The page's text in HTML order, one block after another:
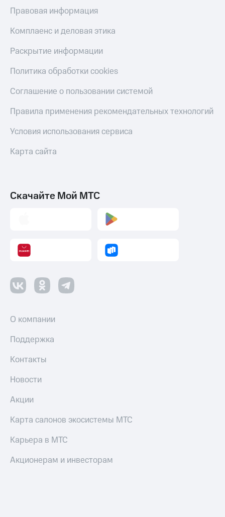
Правовая информация
Комплаенс и деловая этика
Раскрытие информации
Политика обработки cookies
Соглашение о пользовании системой
Правила применения рекомендательных технологий
Условия использования сервиса
Карта сайта
Скачайте Мой МТС
О компании
Поддержка
Контакты
Новости
Акции
Карта салонов экосистемы МТС
Карьера в МТС
Акционерам и инвесторам